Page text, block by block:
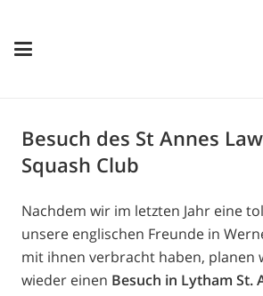
Besuch des St Annes
Squash Club
Nachdem wir im letzten Jahr eine
unsere englischen Freunde in
mit ihnen verbracht haben, planen
wieder einen Besuch in Lytham St.